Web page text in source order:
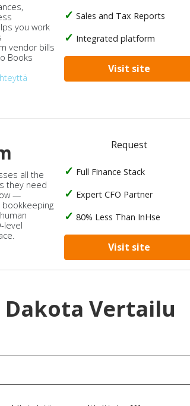
you work
vendor bills
Books
Sales and Tax Reports
Integrated platform
Visit site
all the
they need
—
bookkeeping
level
Request
Full Finance Stack
Expert CFO Partner
80% Less Than InHse
Visit site
Dakota Vertailu